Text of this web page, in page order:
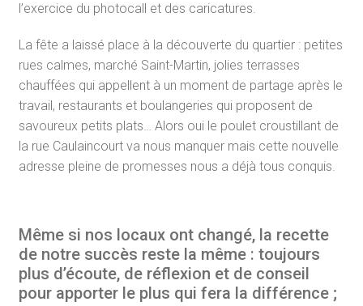
l’exercice du photocall et des caricatures.
La fête a laissé place à la découverte du quartier : petites
rues calmes, marché Saint-Martin, jolies terrasses
chauffées qui appellent à un moment de partage après le
travail, restaurants et boulangeries qui proposent de
savoureux petits plats… Alors oui le poulet croustillant de
la rue Caulaincourt va nous manquer mais cette nouvelle
adresse pleine de promesses nous a déjà tous conquis.
Même si nos locaux ont changé, la recette
de notre succès reste la même : toujours
plus d’écoute, de réflexion et de conseil
pour apporter le plus qui fera la différence ;